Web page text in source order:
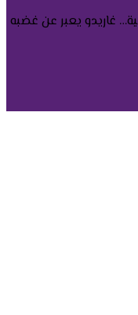
غاريدو يعبر عن غضبه